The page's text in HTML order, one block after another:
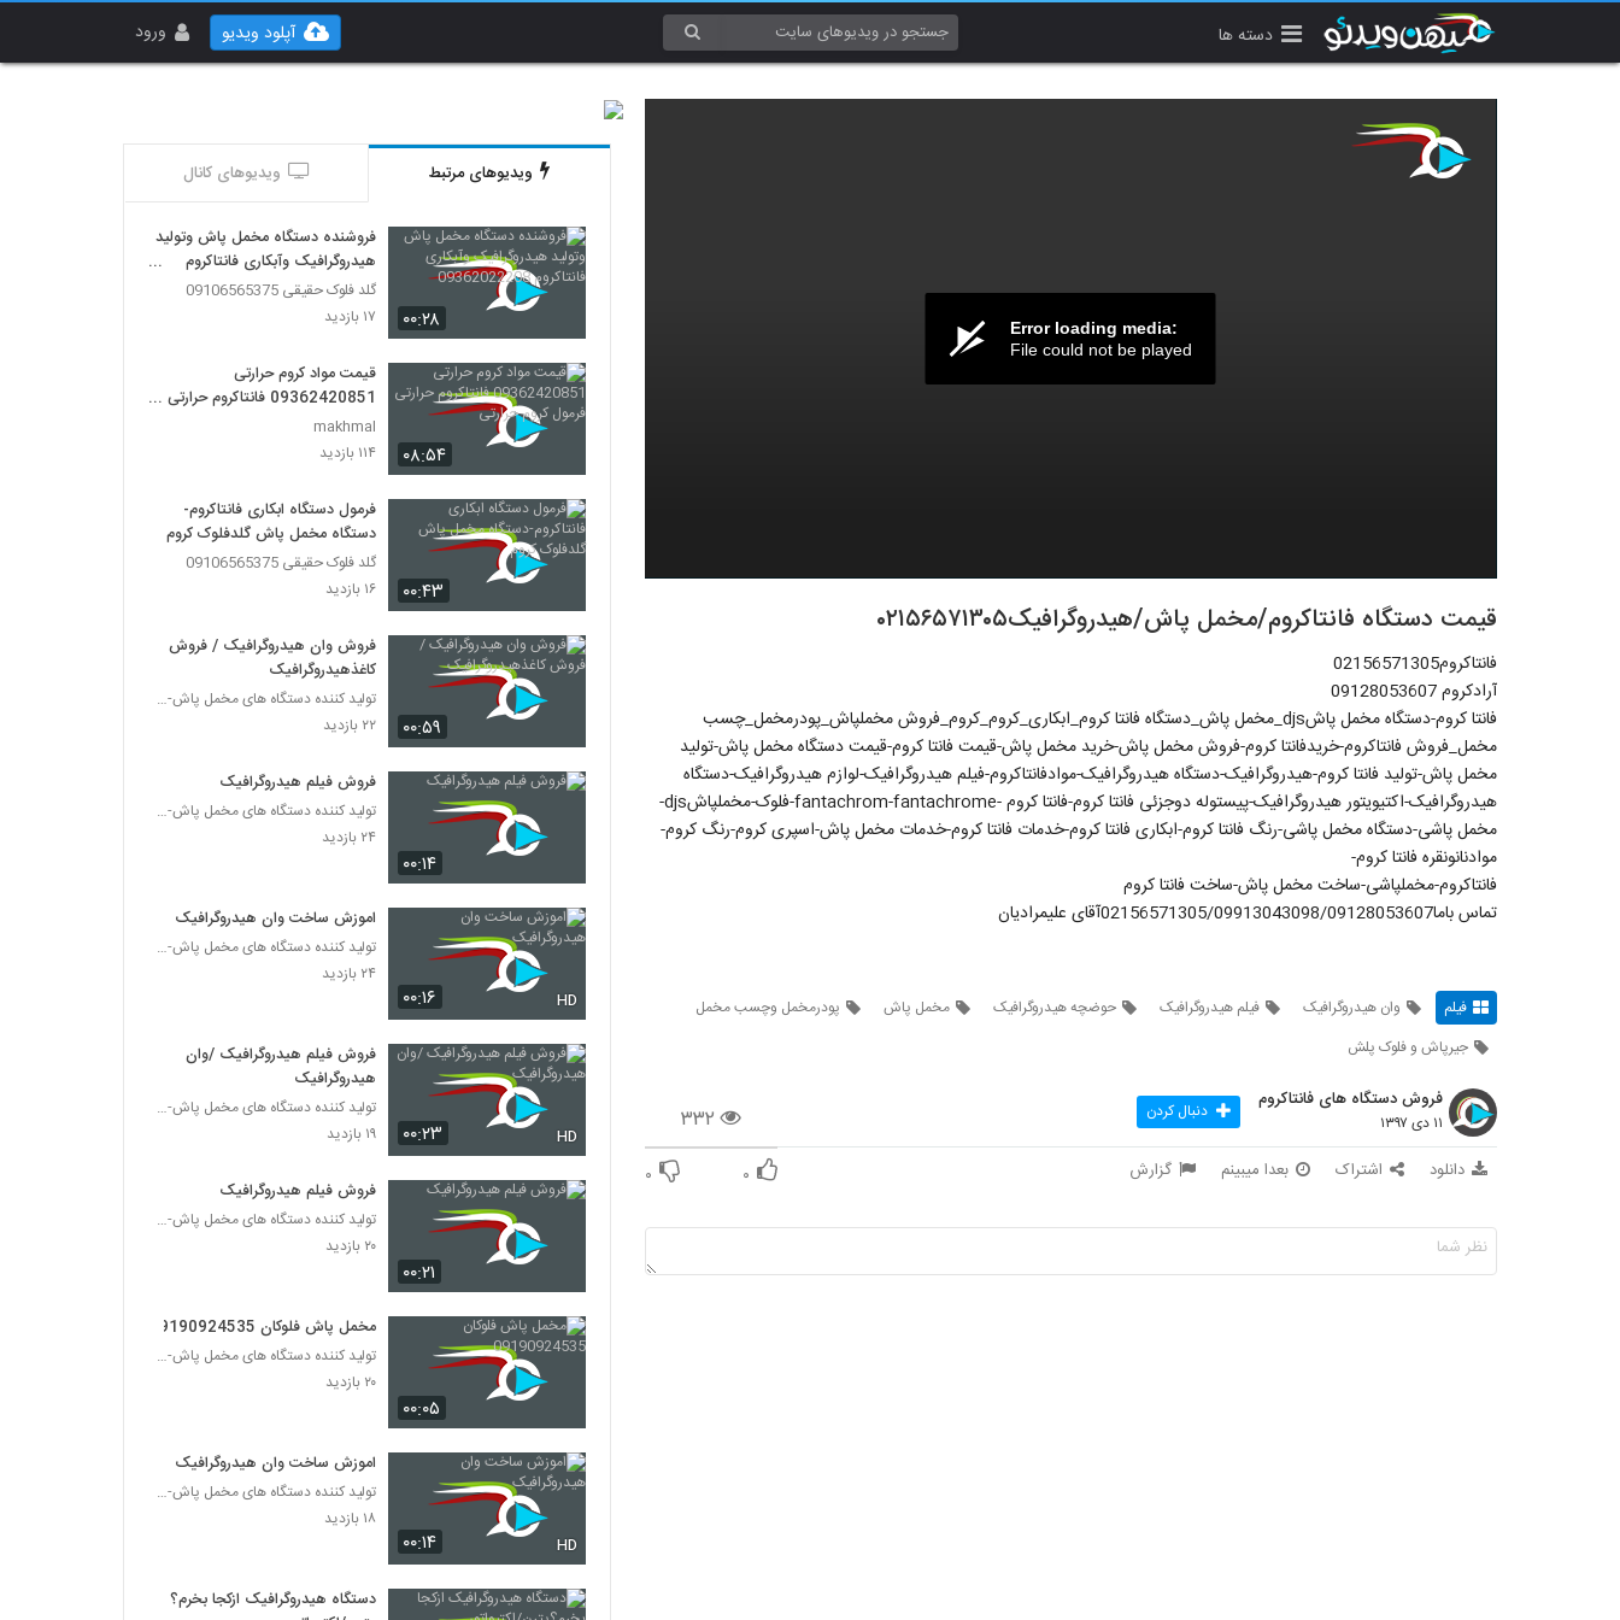
دسته ها ورود آپلود ویدیو
Error loading media:
File could not be played
قیمت دستگاه فانتاکروم/مخمل پاش/هیدروگرافیک۰۲۱۵۶۵۷۱۳۰۵
فانتاکروم02156571305
آرادکروم 09128053607
فانتا کروم-دستگاه مخمل پاشdjs_مخمل پاش_دستگاه فانتا کروم_ابکاری_کروم_کروم_فروش مخملپاش_پودرمخمل_چسب
مخمل_فروش فانتاکروم-خریدفانتا کروم-فروش مخمل پاش-خرید مخمل پاش-قیمت فانتا کروم-قیمت دستگاه مخمل پاش-تولید
مخمل پاش-تولید فانتا کروم-هیدروگرافیک-دستگاه هیدروگرافیک-موادفانتاکروم-فیلم هیدروگرافیک-لوازم هیدروگرافیک-دستگاه
هیدروگرافیک-اکتیویتور هیدروگرافیک-پیستوله دوجزئی فانتا کروم-فانتا کروم -fantachrom-fantachrome-فلوک-مخملپاشdjs-
مخمل پاشی-دستگاه مخمل پاشی-رنگ فانتا کروم-ابکاری فانتا کروم-خدمات فانتا کروم-خدمات مخمل پاش-اسپری کروم-رنگ کروم-
موادنانونقره فانتا کروم-
فانتاکروم-مخملپاشی-ساخت مخمل پاش-ساخت فانتا کروم
تماس باما02156571305/09913043098/09128053607آقای علیمرادیان
فیلم وان هیدروگرافیک فیلم هیدروگرافیک حوضچه هیدروگرافیک مخمل پاش
پودرمخمل وچسب مخمل
جیرپاش و فلوک پلش
۳۳۲
فروش دستگاه های فانتاکروم
۱۱ دی ۱۳۹۷ دنبال کردن
دانلود اشتراک بعدا میبینم گزارش ۰ ۰
ویدیوهای مرتبط ویدیوهای کانال
۰۰:۲۸
فروشنده دستگاه مخمل پاش وتولید
هیدروگرافیک وآبکاری فانتاکروم
09362022208
گلد فلوک حقیقی 09106565375
۱۷ بازدید
۰۸:۵۴
قیمت مواد کروم حرارتی
09362420851 فانتاکروم حرارتی
فرمول کروم حرارتی
makhmal
۱۱۴ بازدید
۰۰:۴۳
فرمول دستگاه ابکاری فانتاکروم-
دستگاه مخمل پاش گلدفلوک کروم
گلد فلوک حقیقی 09106565375
۱۶ بازدید
۰۰:۵۹
فروش وان هیدروگرافیک / فروش
کاغذهیدروگرافیک
تولید کننده دستگاه های مخمل پاش-هیدروگرافیک-ابکاری
۲۲ بازدید
۰۰:۱۴
فروش فیلم هیدروگرافیک
تولید کننده دستگاه های مخمل پاش-هیدروگرافیک-ابکاری
۲۴ بازدید
۰۰:۱۶ HD
اموزش ساخت وان هیدروگرافیک
تولید کننده دستگاه های مخمل پاش-هیدروگرافیک-ابکاری
۲۴ بازدید
۰۰:۲۳ HD
فروش فیلم هیدروگرافیک /وان
هیدروگرافیک
تولید کننده دستگاه های مخمل پاش-هیدروگرافیک-ابکاری
۱۹ بازدید
۰۰:۲۱
فروش فیلم هیدروگرافیک
تولید کننده دستگاه های مخمل پاش-هیدروگرافیک-ابکاری
۲۰ بازدید
۰۰:۰۵
مخمل پاش فلوکان 09190924535
تولید کننده دستگاه های مخمل پاش-هیدروگرافیک-ابکاری
۲۰ بازدید
۰۰:۱۴ HD
اموزش ساخت وان هیدروگرافیک
تولید کننده دستگاه های مخمل پاش-هیدروگرافیک-ابکاری
۱۸ بازدید
دستگاه هیدروگرافیک ازکجا بخرم؟